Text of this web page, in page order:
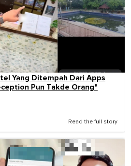
Yang Ditempah Dari Apps
Pun Takde Orang"
Read the full story